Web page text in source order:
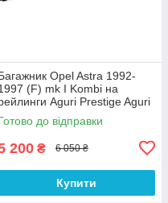
Opel Astra 1992-
(F) mk I Kombi на
Aguri Prestige Aguri
до відправки
200 ₴ 6 050 ₴
Купити